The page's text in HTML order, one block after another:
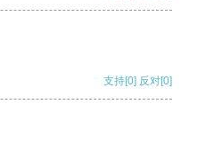
支持[0] 反对[0]